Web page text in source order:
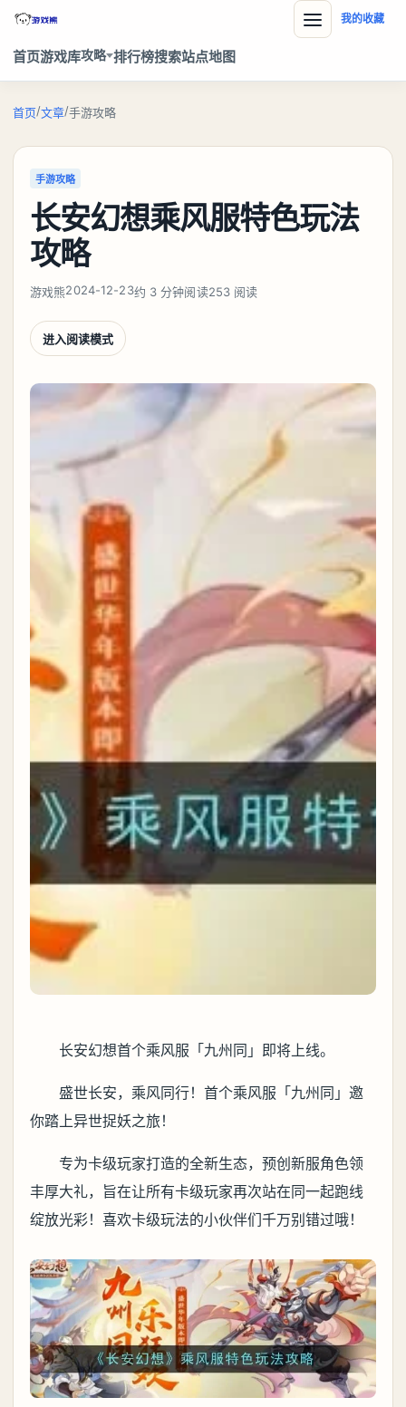
首页游戏库攻略 排行榜搜索站点地图
我的收藏
首页/文章/手游攻略
手游攻略
长安幻想乘风服特色玩法
攻略
游戏熊2024-12-23约 3 分钟阅读253 阅读
进入阅读模式
长安幻想首个乘风服「九州同」即将上线。
盛世长安，乘风同行！首个乘风服「九州同」邀
你踏上异世捉妖之旅！
专为卡级玩家打造的全新生态，预创新服角色领
丰厚大礼，旨在让所有卡级玩家再次站在同一起跑线
绽放光彩！喜欢卡级玩法的小伙伴们千万别错过哦！